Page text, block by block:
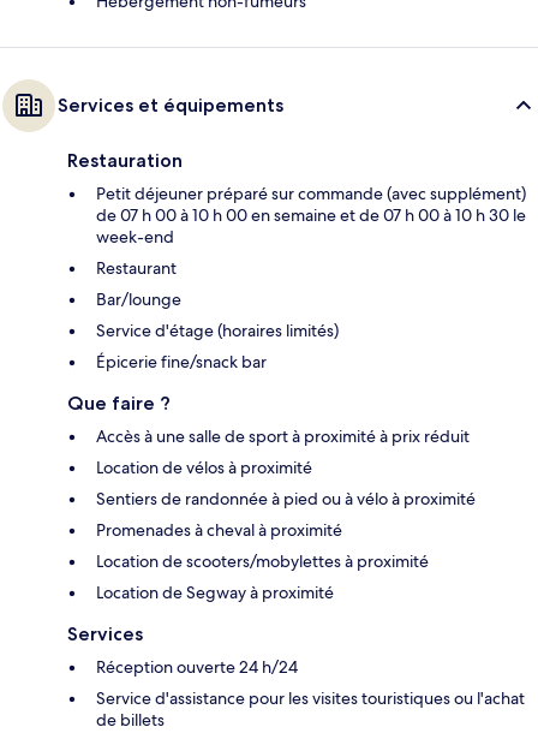
Services et équipements
Restauration
Petit déjeuner préparé sur commande (avec supplément)
de 07 h 00 à 10 h 00 en semaine et de 07 h 00 à 10 h 30 le
week-end
Restaurant
Bar/lounge
Service d'étage (horaires limités)
Épicerie fine/snack bar
Que faire ?
Accès à une salle de sport à proximité à prix réduit
Location de vélos à proximité
Sentiers de randonnée à pied ou à vélo à proximité
Promenades à cheval à proximité
Location de scooters/mobylettes à proximité
Location de Segway à proximité
Services
Réception ouverte 24 h/24
Service d'assistance pour les visites touristiques ou l'achat
de billets